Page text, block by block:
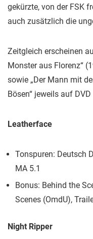
gekürzte, von der FSK
auch zusätzlich die
Zeitgleich erscheinen
Monster aus Florenz“
sowie „Der Mann mit
Bösen“ jeweils auf
Leatherface
Tonspuren: Deutsch
MA 5.1
Bonus: Behind the
Scenes (OmdU),
Night Ripper